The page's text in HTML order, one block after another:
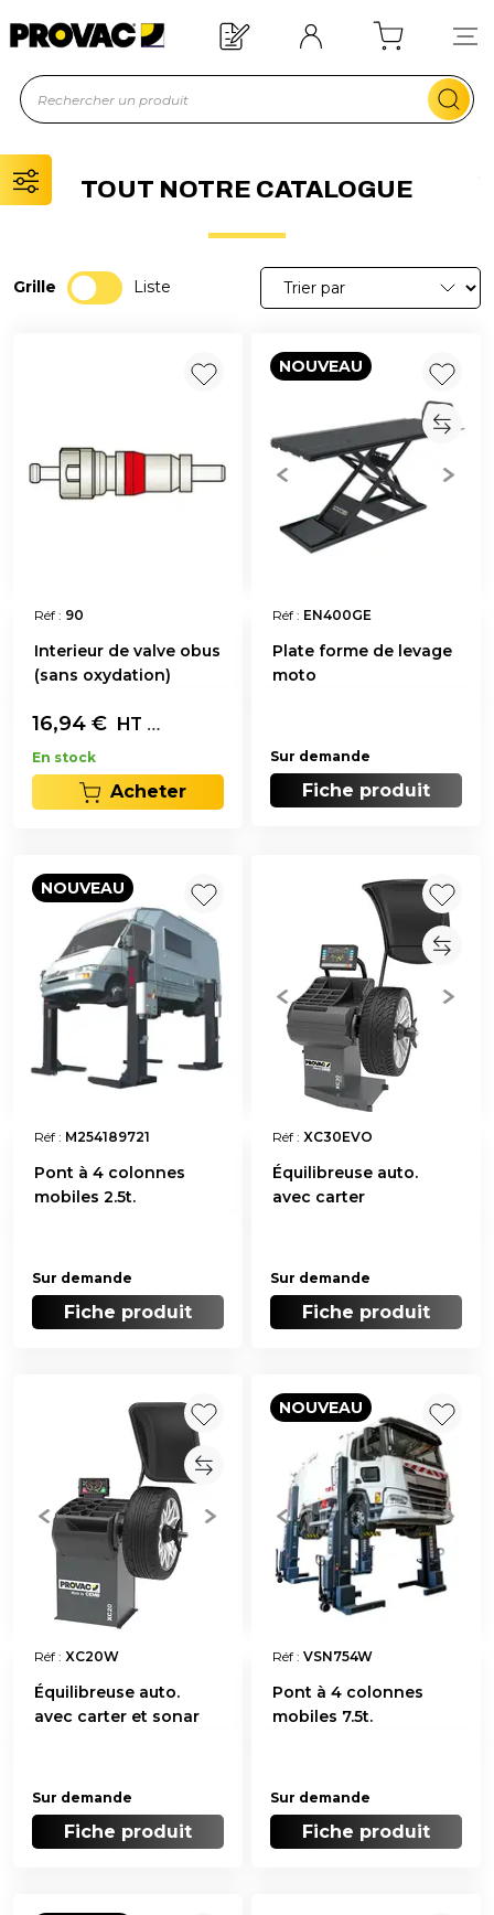
Offre de bienvenue : 20€ offerts !
En savoir plus
TOUT NOTRE CATALOGUE
Grille Liste
Réf : 90
Interieur de valve obus
(sans oxydation)
16,94 € HT Les 100
En stock
Acheter
NOUVEAU
Réf : EN400GE
Plate forme de levage
moto
Sur demande
Fiche produit
NOUVEAU
Réf : M254189721
Pont à 4 colonnes
mobiles 2.5t.
Sur demande
Fiche produit
Réf : XC30EVO
Équilibreuse auto.
avec carter
Sur demande
Fiche produit
Réf : XC20W
Équilibreuse auto.
avec carter et sonar
Sur demande
Fiche produit
NOUVEAU
Réf : VSN754W
Pont à 4 colonnes
mobiles 7.5t.
Sur demande
Fiche produit